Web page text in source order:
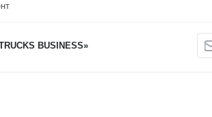
BUSINESS»